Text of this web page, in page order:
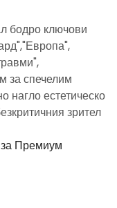
бодро ключови
за спечелим
нагло естетическо
зрител
Премиум